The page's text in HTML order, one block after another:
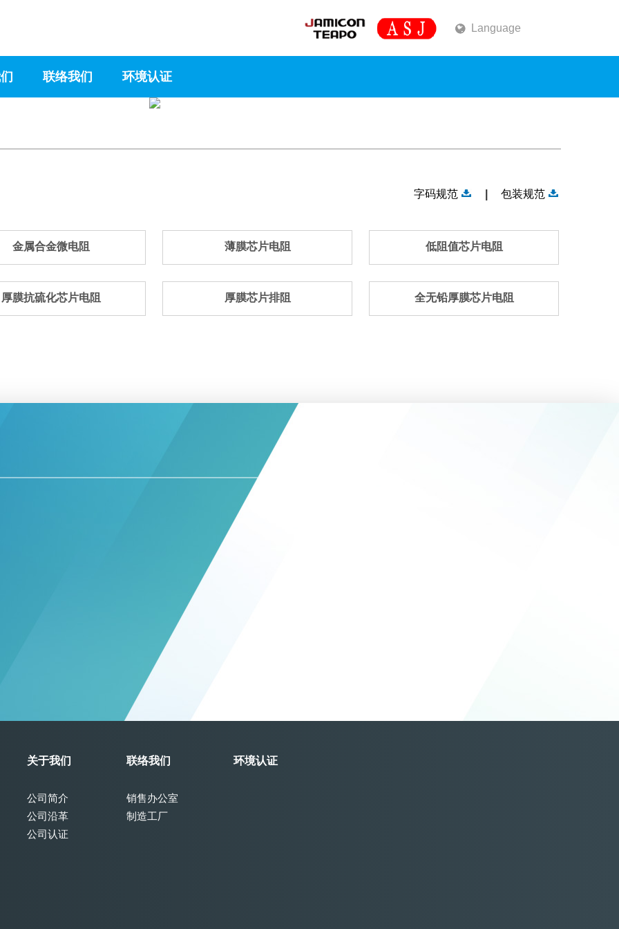
Language
联络我们 环境认证
金属合金微电阻 薄膜芯片电阻 低阻值芯片电阻
厚膜抗硫化芯片电阻 厚膜芯片排阻 全无铅厚膜芯片电阻
字码规范 包装规范
关于我们
公司简介
公司沿革
公司认证
联络我们
销售办公室
制造工厂
环境认证